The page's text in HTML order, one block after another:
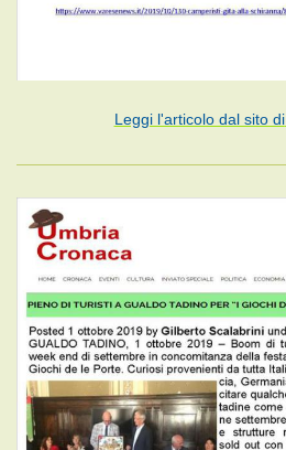
Leggi l'articolo dal sito di